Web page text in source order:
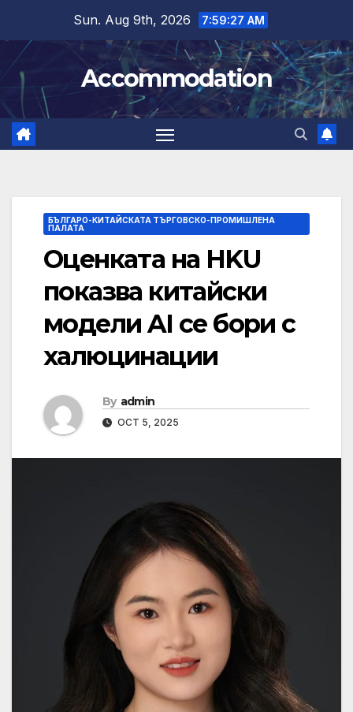
content
Sun. Aug 9th, 2026 7:59:28 AM
Accommodation
БЪЛГАРО-КИТАЙСКАТА ТЪРГОВСКО-ПРОМИШЛЕНА
ПАЛАТА
Оценката на HKU
показва китайски
модели AI се бори с
халюцинации
By admin
OCT 5, 2025